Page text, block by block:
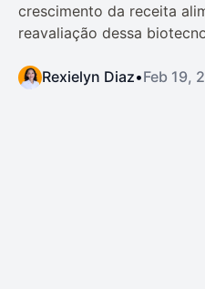
crescimento da receita
reavaliação dessa
Rexielyn Diaz•Feb 19,